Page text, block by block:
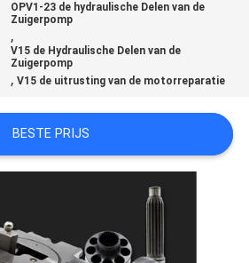
OPV1-23 de hydraulische Delen van de
Zuigerpomp
,
V15 de Hydraulische Delen van de
Zuigerpomp
,V15 de uitrusting van de motorreparatie
BESTE PRIJS